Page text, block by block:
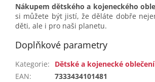
Nákupem dětského a kojeneckého
si můžete být jistí, že děláte dobře
děti, ale i pro naši planetu.
Doplňkové parametry
Kategorie:
Dětské a kojenecké
EAN:
7333434101481